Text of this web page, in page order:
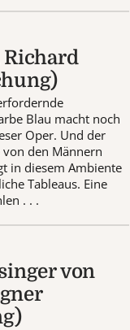
Richard
Blau macht noch
Oper. Und der
von den Männern
in diesem Ambiente
Tableaus. Eine
. . .
von